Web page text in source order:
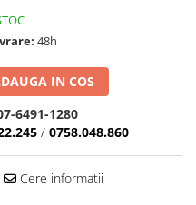
48h
IN COS
6491-1280
/ 0758.048.860
Cere informatii